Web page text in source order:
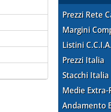
Prezzi Rete
Margini
Listini
Prezzi Italia
Stacchi Italia
Medie Extra-
Andamento